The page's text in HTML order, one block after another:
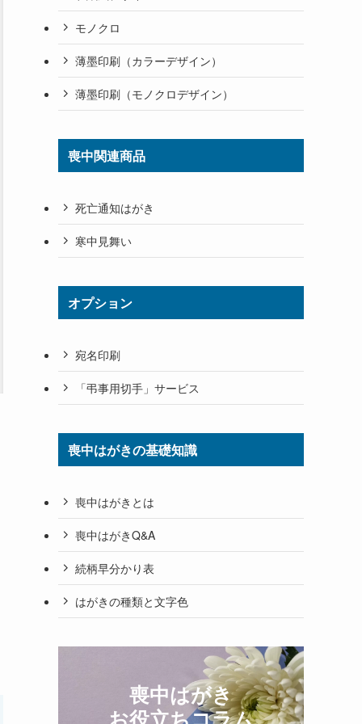
モノクロ
薄墨印刷（カラーデザイン）
薄墨印刷（モノクロデザイン）
喪中関連商品
死亡通知はがき
寒中見舞い
オプション
宛名印刷
「弔事用切手」サービス
喪中はがきの基礎知識
喪中はがきとは
喪中はがきQ&A
続柄早分かり表
はがきの種類と文字色
喪中はがき